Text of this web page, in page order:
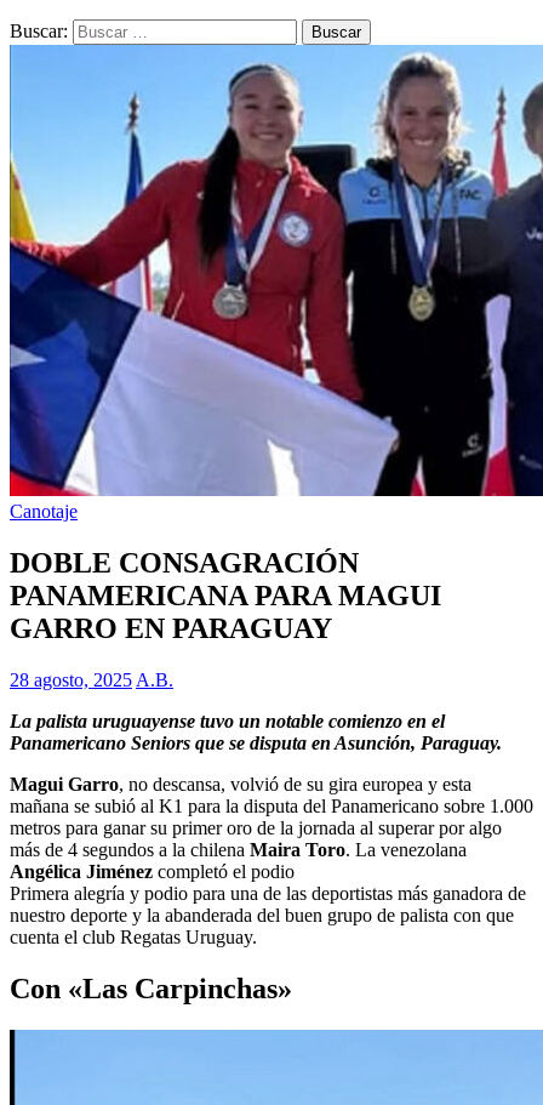
Buscar:
Canotaje
DOBLE CONSAGRACIÓN
PANAMERICANA PARA MAGUI
GARRO EN PARAGUAY
28 agosto, 2025 A.B.
La palista uruguayense tuvo un notable comienzo en el
Panamericano Seniors que se disputa en Asunción, Paraguay.
Magui Garro, no descansa, volvió de su gira europea y esta
mañana se subió al K1 para la disputa del Panamericano sobre 1.000
metros para ganar su primer oro de la jornada al superar por algo
más de 4 segundos a la chilena Maira Toro. La venezolana
Angélica Jiménez completó el podio
Primera alegría y podio para una de las deportistas más ganadora de
nuestro deporte y la abanderada del buen grupo de palista con que
cuenta el club Regatas Uruguay.
Con «Las Carpinchas»